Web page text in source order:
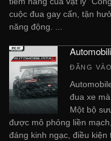
cuộc đua gay cấn, tận
năng động. ...
ĐĂNG
đua xe
Một bộ
được mô phỏng liền
đáng kinh ngạc, điều